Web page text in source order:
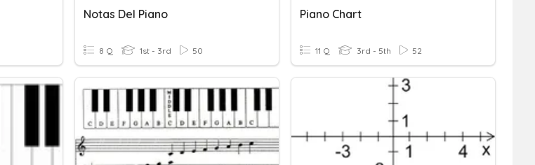
Notas Del Piano
8 Q 1st - 3rd 50
Piano Chart
11 Q 3rd - 5th 52